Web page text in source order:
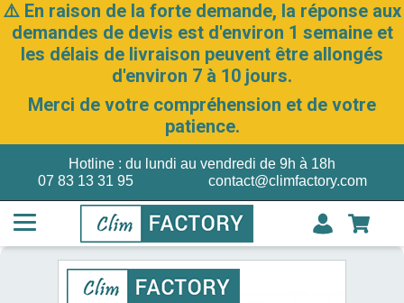
⚠️ En raison de la forte demande, la réponse aux
demandes de devis est d'environ 1 semaine et
les délais de livraison peuvent être allongés
d'environ 7 à 10 jours.
Merci de votre compréhension et de votre
patience.
07 83 13 31 95
Hotline : du lundi au vendredi de 9h à 18h
contact@climfactory.com